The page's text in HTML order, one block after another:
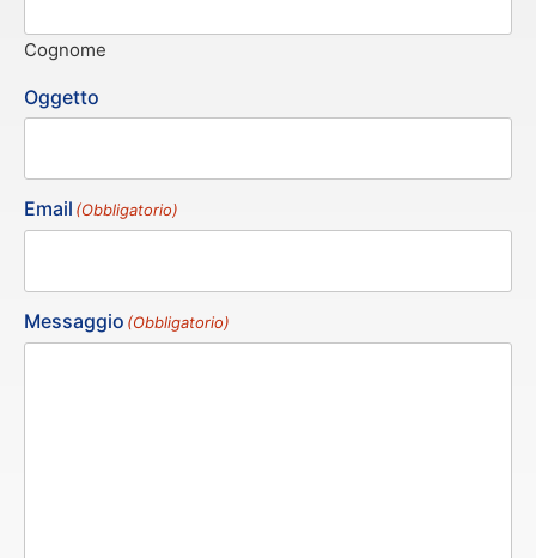
Cognome
Oggetto
Email (Obbligatorio)
Messaggio (Obbligatorio)